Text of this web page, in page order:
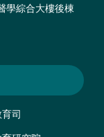
學綜合大樓後棟
司